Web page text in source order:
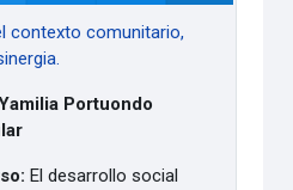
contexto comunitario,
Portuondo
El desarrollo social